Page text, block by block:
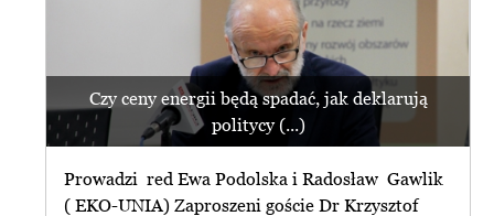
Czy ceny energii będą spadać, jak deklarują
politycy (...)
Prowadzi red Ewa Podolska i Radosław Gawlik
( EKO-UNIA) Zaproszeni goście Dr Krzysztof